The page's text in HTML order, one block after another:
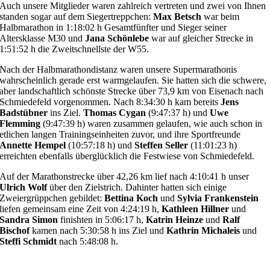
Auch unsere Mitglieder waren zahlreich vertreten und zwei von Ihnen
standen sogar auf dem Siegertreppchen:Max Betsch war beim
Halbmarathon in 1:18:02 h Gesamtfünfter und Sieger seiner
Altersklasse M30 undJana Schönlebe war auf gleicher Strecke in
1:51:52 h die Zweitschnellste der W55.
Nach der Halbmarathondistanz waren unsere Supermarathonis
wahrscheinlich gerade erst warmgelaufen. Sie hatten sich die schwere,
aber landschaftlich schönste Strecke über 73,9 km von Eisenach nach
Schmiedefeld vorgenommen. Nach 8:34:30 h kam bereitsJens
Badstübner ins Ziel.Thomas Cygan (9:47:37 h) undUwe
Flemming(9:47:39 h) waren zusammen gelaufen, wie auch schon in
etlichen langen Trainingseinheiten zuvor, und ihre Sportfreunde
Annette Hempel (10:57:18 h) undSteffen Seller(11:01:23 h)
erreichten ebenfalls überglücklich die Festwiese von Schmiedefeld.
Auf der Marathonstrecke über 42,26 km lief nach 4:10:41 h unser
Ulrich Wolfüber den Zielstrich. Dahinter hatten sich einige
Zweiergrüppchen gebildet:Bettina Koch undSylvia Frankenstein
liefen gemeinsam eine Zeit von 4:24:19 h,Kathleen Hillner und
Sandra Simon finishten in 5:06:17 h,Katrin HeinzeundRalf
Bischofkamen nach 5:30:58 h ins Ziel undKathrin Michaleis und
Steffi Schmidtnach 5:48:08 h.